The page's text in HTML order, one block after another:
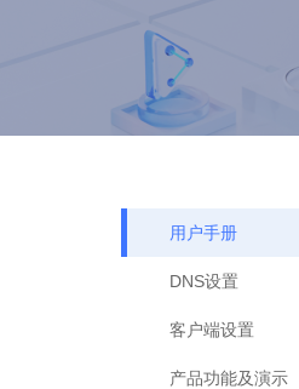
用户手册
DNS设置
客户端设置
设置参数
产品功能及演示